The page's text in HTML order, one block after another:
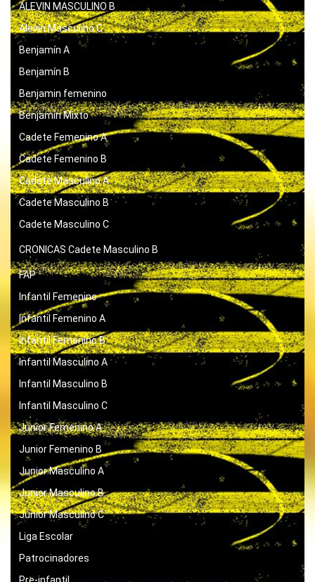
ALEVIN MASCULINO B
Alevín Masculino C
Benjamín A
Benjamín B
Benjamin femenino
Benjamín Mixto
Cadete Femenino A
Cadete Femenino B
Cadete Masculino A
Cadete Masculino B
Cadete Masculino C
CRONICAS Cadete Masculino B
FAP
Infantil Femenino
Infantil Femenino A
Infantil Femenino B
Infantil Masculino A
Infantil Masculino B
Infantil Masculino C
Junior Femenino A
Junior Femenino B
Junior Masculino A
Junior Masculino B
Junior Masculino C
Liga Escolar
Patrocinadores